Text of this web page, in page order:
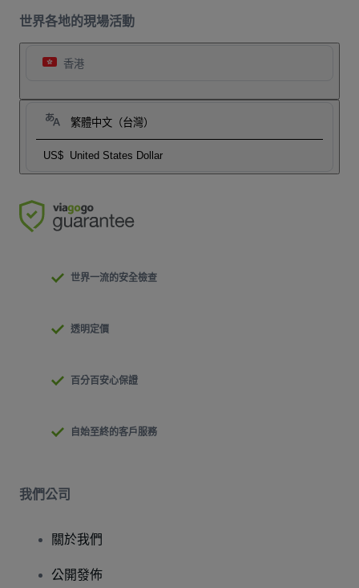
世界各地的現場活動
香港
繁體中文（台灣）
US$ United States Dollar
世界一流的安全檢查
透明定價
百分百安心保證
自始至終的客戶服務
我們公司
關於我們
公開發佈